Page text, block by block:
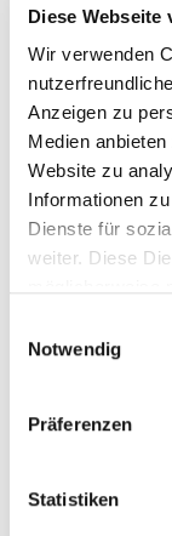
Diese Webseite
Wir verwenden
Anzeigen zu
Medien
Website zu
Informationen
Dienste für
weiter. Diese
Nutzung der
Notwendig
Präferenzen
Statistiken
differenziert
Sanierung auf
Standard
über die
Maßnahmen
Förderung
Mittel